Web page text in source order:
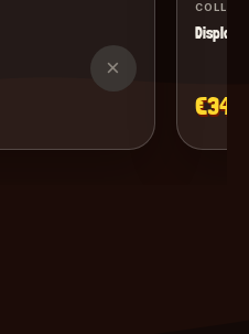
×
Display